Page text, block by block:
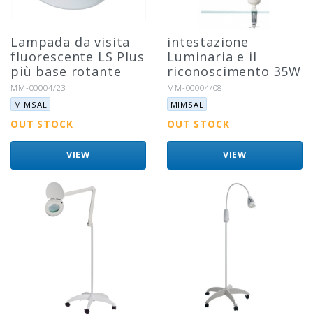
Lampada da visita
fluorescente LS Plus
più base rotante
Riferimento:
MM-00004/23
Marca:
MIMSAL
OUT STOCK
VIEW
intestazione
Luminaria e il
riconoscimento 35W
Riferimento:
MM-00004/08
Marca:
MIMSAL
OUT STOCK
VIEW